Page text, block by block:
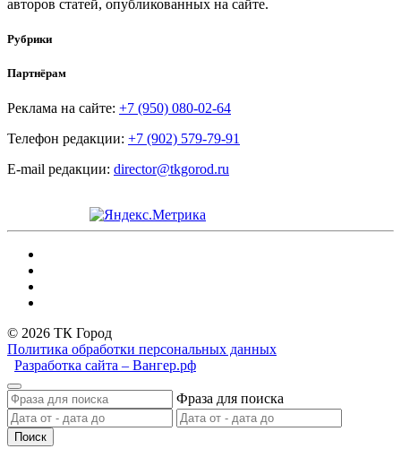
авторов статей, опубликованных на сайте.
Рубрики
Партнёрам
Реклама на сайте: +7 (950) 080-02-64
Телефон редакции: +7 (902) 579-79-91
E-mail редакции: director@tkgorod.ru
© 2026 ТК Город
Политика обработки персональных данных
Разработка сайта – Вангер.рф
Фраза для поиска
Поиск